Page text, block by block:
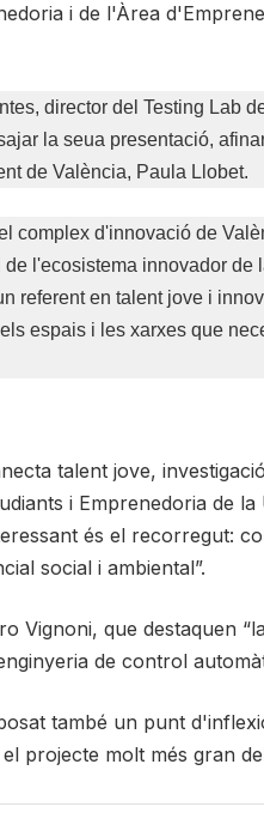
i de l'Àrea
director del Testing Lab
la seua presentació,
de València, Paula Llobet.
complex d'innovació de
l'ecosistema innovador
referent en talent jove i
espais i les xarxes que
talent jove,
i Emprenedoria de la
és el recorregut:
social i ambiental”.
Vignoni, que destaquen
de control
també un punt
projecte molt més gran